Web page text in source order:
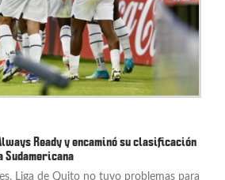
Ready y encaminó su clasificación
Sudamericana
Liga de Quito no tuvo problemas para